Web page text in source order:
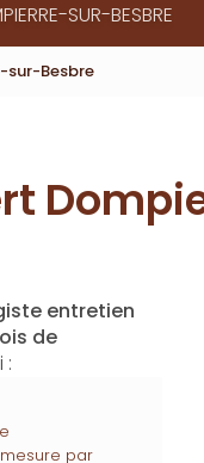
SUR-BESBRE
sur-Besbre
entretien
de
:
par